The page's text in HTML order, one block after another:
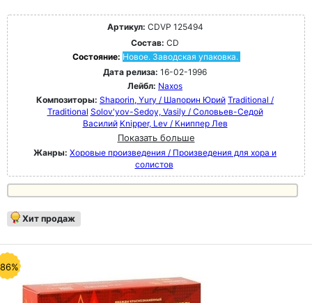
Артикул: CDVP 125494
Состав: CD
Состояние: Новое. Заводская упаковка.
Дата релиза: 16-02-1996
Лейбл: Naxos
Композиторы: Shaporin, Yury / Шапорин Юрий Traditional /
Traditional Solov'yov-Sedoy, Vasily / Соловьев-Седой
Василий Knipper, Lev / Книппер Лев
Показать больше
Жанры: Хоровые произведения / Произведения для хора и
солистов
Хит продаж